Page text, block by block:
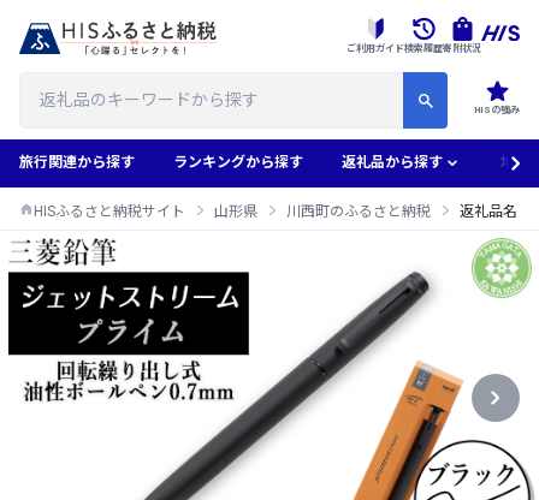
HISの強み
ご利用ガイド検索履歴寄附状況
旅行関連から探す ランキングから探す 返礼品から探す 地域
HISふるさと納税サイト 山形県 川西町のふるさと納税 返礼品名